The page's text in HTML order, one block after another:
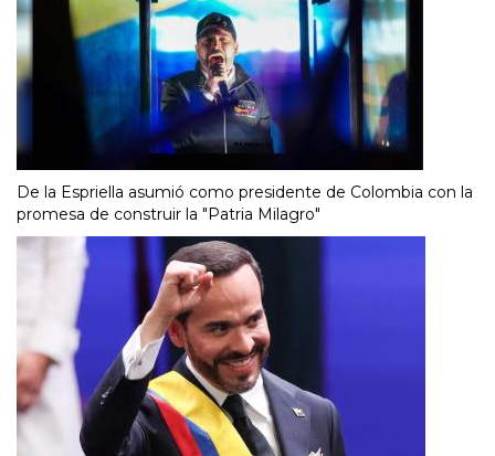
De la Espriella asumió como presidente de Colombia con la
promesa de construir la "Patria Milagro"